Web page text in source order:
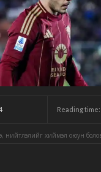
Reading time:
нийтлэлийг хиймэл оюун